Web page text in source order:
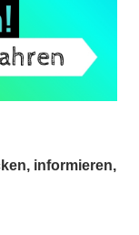
informieren,